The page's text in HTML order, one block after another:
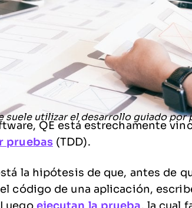
QE está estrechamente
pruebas(TDD).
la hipótesis de que, antes de
código de una aplicación,
ejecutan la prueba , la cual